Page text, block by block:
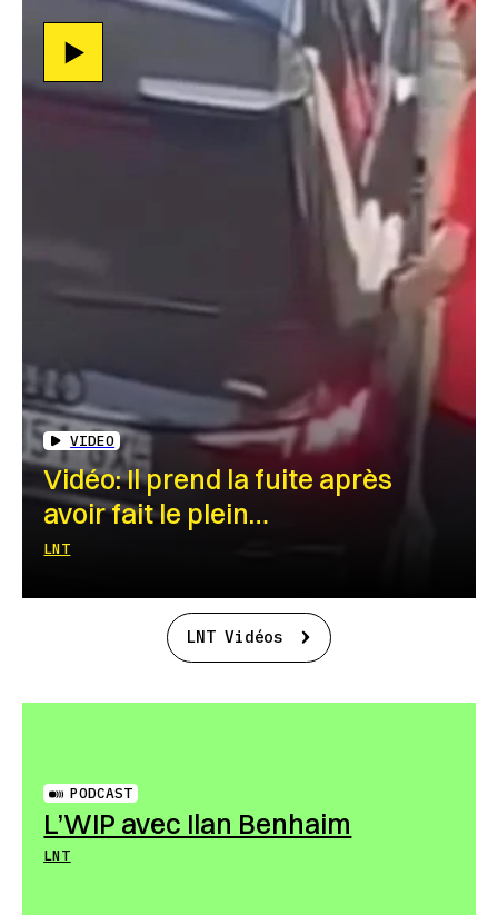
VIDEO
Vidéo: Il prend la fuite après
avoir fait le plein…
LNT
LNT Vidéos
PODCAST
L’WIP avec Ilan Benhaim
LNT